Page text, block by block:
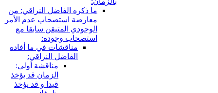
ما ذكره الفاضل النراقي: من
معارضة استصحاب عدم الأمر
الوجودي المتيقن سابقا مع
استصحاب وجوده:
مناقشات في ما أفاده
الفاضل النراقي:
مناقشة أولى:
الزمان قد يؤخذ
قيدا و قد يؤخذ